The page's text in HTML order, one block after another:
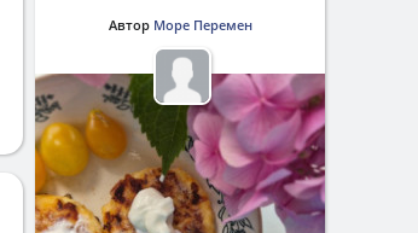
Автор Море Перемен